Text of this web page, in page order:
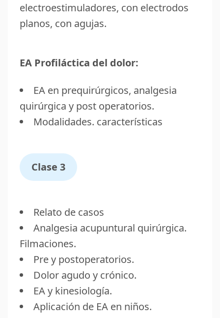
electroestimuladores, con electrodos
planos, con agujas.
EA Profiláctica del dolor:
EA en prequirúrgicos, analgesia
quirúrgica y post operatorios.
Modalidades. características
Clase 3
Relato de casos
Analgesia acupuntural quirúrgica.
Filmaciones.
Pre y postoperatorios.
Dolor agudo y crónico.
EA y kinesiología.
Aplicación de EA en niños.